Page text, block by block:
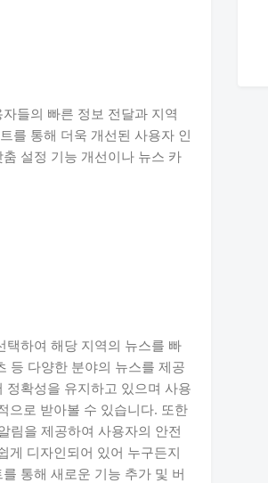
들의 빠른 정보 전달과 지역
를 통해 더욱 개선된 사용자 인
설정 기능 개선이나 뉴스 카
택하여 해당 지역의 뉴스를 빠
등 다양한 분야의 뉴스를 제공
확성을 유지하고 있으며 사용
으로 받아볼 수 있습니다. 또한
림을 제공하여 사용자의 안전
게 디자인되어 있어 누구든지
통해 새로운 기능 추가 및 버